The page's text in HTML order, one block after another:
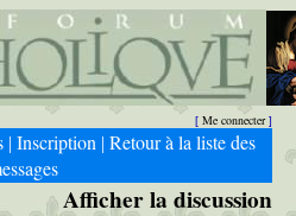
[ Me connecter]
| Inscription | Retour à la liste des
Afficher la discussion